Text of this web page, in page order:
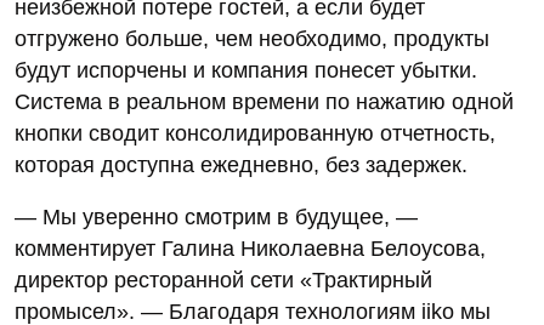
неизбежной потере гостей, а если будет
отгружено больше, чем необходимо, продукты
будут испорчены и компания понесет убытки.
Система в реальном времени по нажатию одной
кнопки сводит консолидированную отчетность,
которая доступна ежедневно, без задержек.
— Мы уверенно смотрим в будущее, —
комментирует Галина Николаевна Белоусова,
директор ресторанной сети «Трактирный
промысел». — Благодаря технологиям iiko мы